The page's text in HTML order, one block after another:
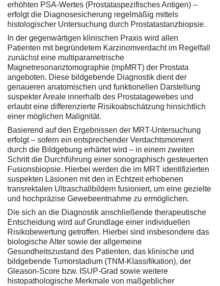
erhöhten PSA-Wertes (Prostataspezifisches Antigen) –
erfolgt die Diagnosesicherung regelmäßig mittels
histologischer Untersuchung durch Prostatastanzbiopsie.
In der gegenwärtigen klinischen Praxis wird allen
Patienten mit begründetem Karzinomverdacht im Regelfall
zunächst eine multiparametrische
Magnetresonanztomographie (mpMRT) der Prostata
angeboten. Diese bildgebende Diagnostik dient der
genaueren anatomischen und funktionellen Darstellung
suspekter Areale innerhalb des Prostatagewebes und
erlaubt eine differenzierte Risikoabschätzung hinsichtlich
einer möglichen Malignität.
Basierend auf den Ergebnissen der MRT-Untersuchung
erfolgt – sofern ein entsprechender Verdachtsmoment
durch die Bildgebung erhärtet wird – in einem zweiten
Schritt die Durchführung einer sonographisch gesteuerten
Fusionsbiopsie. Hierbei werden die im MRT identifizierten
suspekten Läsionen mit den in Echtzeit erhobenen
transrektalen Ultraschallbildern fusioniert, um eine gezielte
und hochpräzise Gewebeentnahme zu ermöglichen.
Die sich an die Diagnostik anschließende therapeutische
Entscheidung wird auf Grundlage einer individuellen
Risikobewertung getroffen. Hierbei sind insbesondere das
biologische Alter sowie der allgemeine
Gesundheitszustand des Patienten, das klinische und
bildgebende Tumorstadium (TNM-Klassifikation), der
Gleason-Score bzw. ISUP-Grad sowie weitere
histopathologische Merkmale von maßgeblicher